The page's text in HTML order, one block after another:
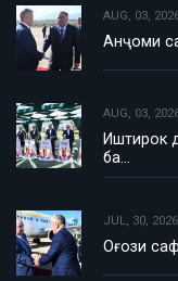
AUG, 03,
Анҷоми
AUG, 03,
Иштирок
ба…
JUL, 30, 2026
Оғози